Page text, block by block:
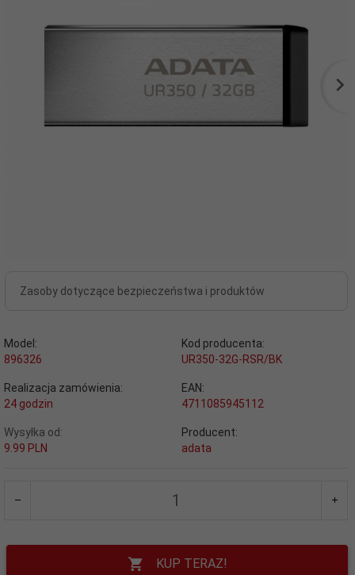
Zasoby dotyczące bezpieczeństwa i produktów
Model:
896326
Kod producenta:
UR350-32G-RSR/BK
Realizacja zamówienia:
24 godzin
EAN:
4711085945112
Wysyłka od:
9.99 PLN
Producent:
adata
KUP TERAZ!